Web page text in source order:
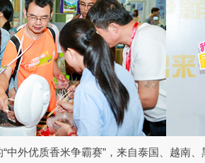
中外优质香米争霸赛”，来自泰国、越南